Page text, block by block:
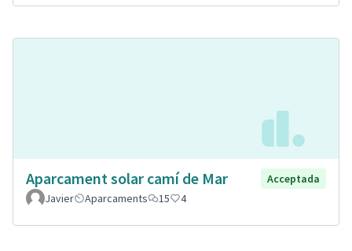
Aparcament solar camí de Mar
Acceptada
Javier
Aparcaments 15 4